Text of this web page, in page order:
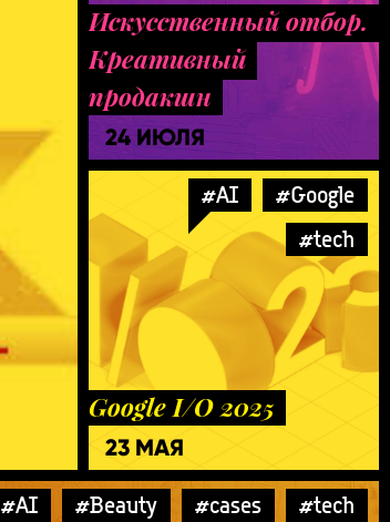
Искусственный отбор.
Креативный
продакшн
24 ИЮЛЯ
#AI #Beauty #cases #tech
#AI
#Google
#tech
Google I/O 2025
23 МАЯ